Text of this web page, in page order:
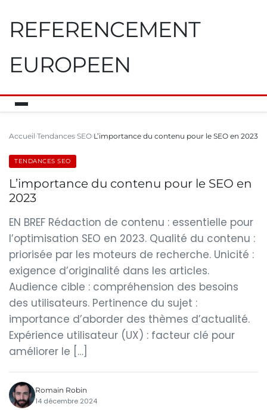
REFERENCEMENT
EUROPEEN
Accueil Tendances SEO L’importance du contenu pour le SEO en 2023
TENDANCES SEO
L’importance du contenu pour le SEO en
2023
EN BREF Rédaction de contenu : essentielle pour
l’optimisation SEO en 2023. Qualité du contenu :
priorisée par les moteurs de recherche. Unicité :
exigence d’originalité dans les articles.
Audience cible : compréhension des besoins
des utilisateurs. Pertinence du sujet :
importance d’aborder des thèmes d’actualité.
Expérience utilisateur (UX) : facteur clé pour
améliorer le […]
Romain Robin
14 décembre 2024